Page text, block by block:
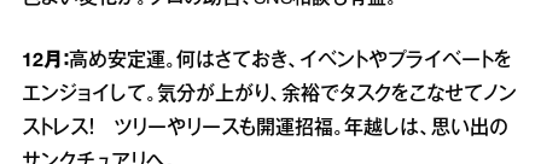
12月：高め安定運。何はさておき、イベントやプライベートを
エンジョイして。気分が上がり、余裕でタスクをこなせてノン
ストレス！ ツリーやリースも開運招福。年越しは、思い出の